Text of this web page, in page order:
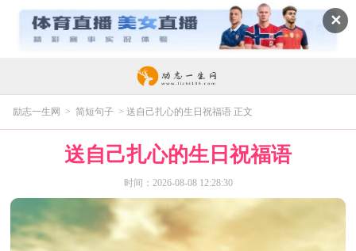
✕
励志一生网 > 简短句子 > 送自己扎心的生日祝福语 正文
送自己扎心的生日祝福语
时间：2026-08-08 12:28:30